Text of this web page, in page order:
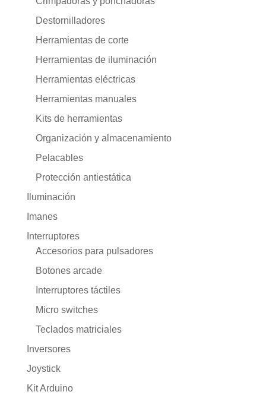
Destornilladores
Herramientas de corte
Herramientas de iluminación
Herramientas eléctricas
Herramientas manuales
Kits de herramientas
Organización y almacenamiento
Pelacables
Protección antiestática
Iluminación
Imanes
Interruptores
Accesorios para pulsadores
Botones arcade
Interruptores táctiles
Micro switches
Teclados matriciales
Inversores
Joystick
Kit Arduino